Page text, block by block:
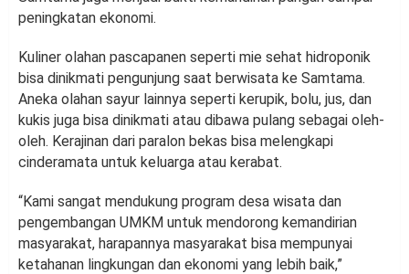
peningkatan ekonomi.
Kuliner olahan pascapanen seperti mie sehat hidroponik
bisa dinikmati pengunjung saat berwisata ke Samtama.
Aneka olahan sayur lainnya seperti kerupik, bolu, jus, dan
kukis juga bisa dinikmati atau dibawa pulang sebagai oleh-
oleh. Kerajinan dari paralon bekas bisa melengkapi
cinderamata untuk keluarga atau kerabat.
“Kami sangat mendukung program desa wisata dan
pengembangan UMKM untuk mendorong kemandirian
masyarakat, harapannya masyarakat bisa mempunyai
ketahanan lingkungan dan ekonomi yang lebih baik,”